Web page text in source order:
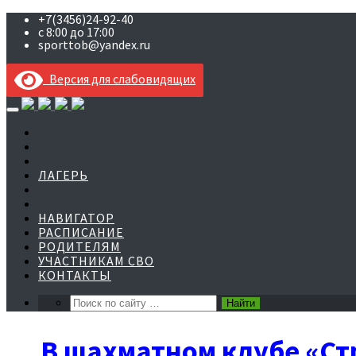
+7(3456)24-92-40
с 8:00 до 17:00
sporttob@yandex.ru
Версия для слабовидящих
Skip
to
content
ЛАГЕРЬ
НАВИГАТОР
РАСПИСАНИЕ
РОДИТЕЛЯМ
УЧАСТНИКАМ СВО
КОНТАКТЫ